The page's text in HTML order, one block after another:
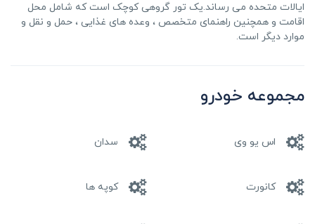
ایالات متحده می رساند.یک تور گروهی کوچک است که شامل محل
اقامت و همچنین راهنمای متخصص ، وعده های غذایی ، حمل و نقل و
موارد دیگر است.
مجموعه خودرو
اس یو وی سدان
کانورت کوپه ها